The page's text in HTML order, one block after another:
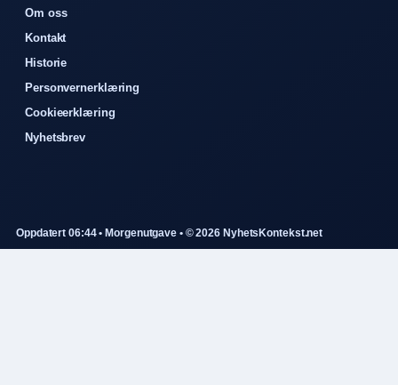
Om oss
Kontakt
Historie
Personvernerklæring
Cookieerklæring
Nyhetsbrev
Oppdatert 06:44 • Morgenutgave • © 2026 NyhetsKontekst.net